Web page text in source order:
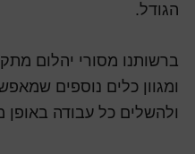
הגודל.
ברשותנו מסורי יהלום
ומגוון כלים נוספים
ולהשלים כל עבודה באופן